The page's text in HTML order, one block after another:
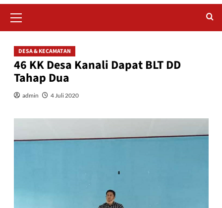
Menu
DESA & KECAMATAN
46 KK Desa Kanali Dapat BLT DD
Tahap Dua
admin 4 Juli 2020